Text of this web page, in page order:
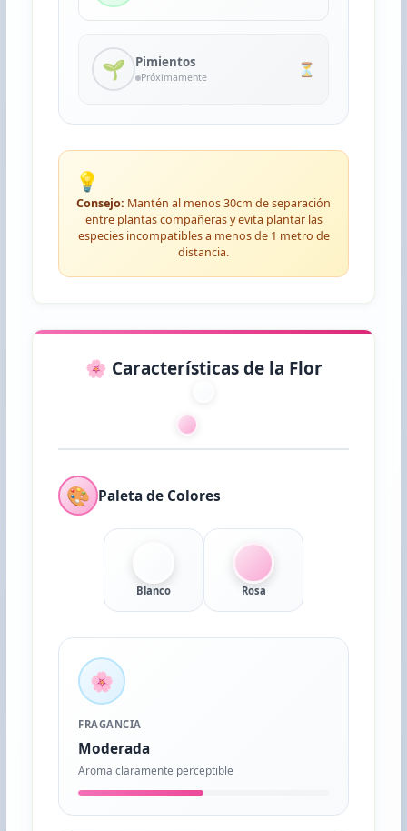
🌱 Pimientos
Próximamente ⏳
💡
Consejo: Mantén al menos 30cm de separación
entre plantas compañeras y evita plantar las
especies incompatibles a menos de 1 metro de
distancia.
🌸 Características de la Flor
🎨 Paleta de Colores
Blanco Rosa
🌸
FRAGANCIA
Moderada
Aroma claramente perceptible